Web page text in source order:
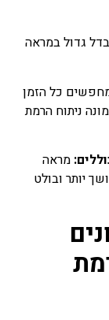
גדול במראה
כל הזמן
ניתוח הרמת
מראה
יותר ובולט